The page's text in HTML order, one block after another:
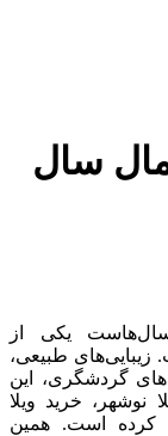
سال
یکی از
زیبایی‌های طبیعی،
گردشگری، این
خرید ویلا
کرده است. همین